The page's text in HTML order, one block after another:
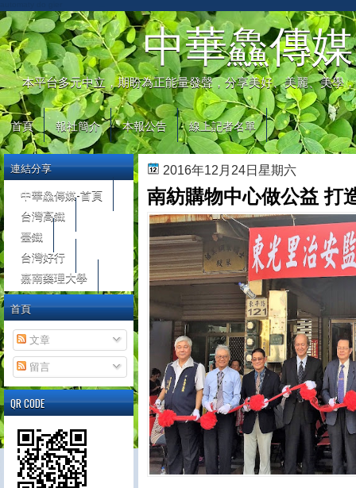
中華鱻傳媒
本平台多元中立，期盼為正能量發聲，分享美好、美麗、美學
首頁 報社簡介 本報公告 線上記者名單
2016年12月24日星期六
南紡購物中心做公益 打
連結分享
中華鱻傳媒-首頁
台灣高鐵
臺鐵
台灣好行
嘉南藥理大學
首頁
文章
留言
QR CODE